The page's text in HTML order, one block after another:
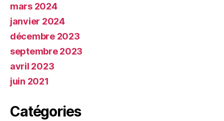
mars 2024
janvier 2024
décembre 2023
septembre 2023
avril 2023
juin 2021
Catégories